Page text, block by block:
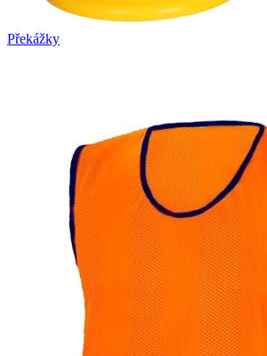
Překážky